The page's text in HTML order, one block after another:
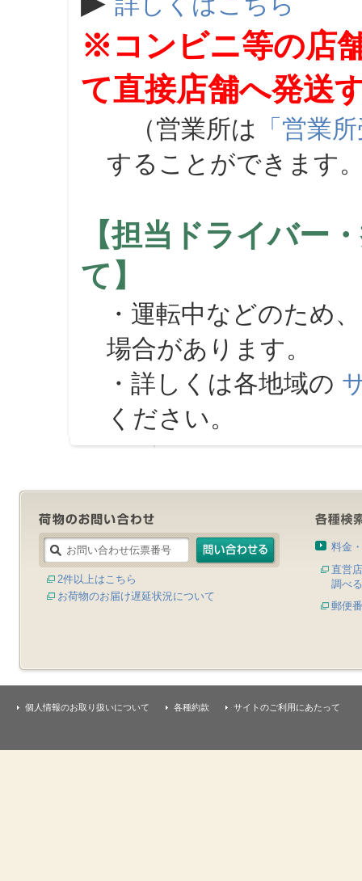
※コンビニ等の店
て直接店舗へ発送
（営業所は 「営業
することができます
【担当ドライバー
て】
・運転中などのため
場合があります。
・詳しくは各地域の
ください。
2件以上はこちら
お荷物のお届け遅延状況について
料金
直営
調べる
郵便
個人情報のお取り扱いについて 各種約款 サイトのご利用にあたって